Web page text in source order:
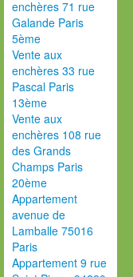
enchères 71 rue
Galande Paris
5ème
Vente aux
enchères 33 rue
Pascal Paris
13ème
Vente aux
enchères 108 rue
des Grands
Champs Paris
20ème
Appartement
avenue de
Lamballe 75016
Paris
Appartement 9 rue